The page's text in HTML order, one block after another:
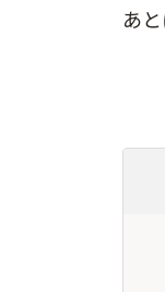
あ